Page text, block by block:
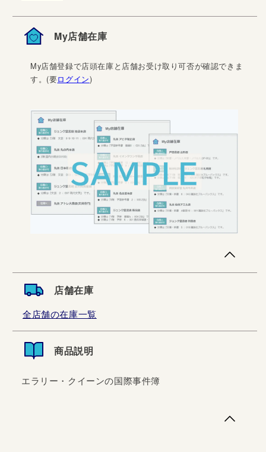
My店舗在庫
My店舗登録で店頭在庫と店舗お受け取り可否が確認できま
す。(要ログイン)
店舗在庫
全店舗の在庫一覧
商品説明
エラリー・クイーンの国際事件簿